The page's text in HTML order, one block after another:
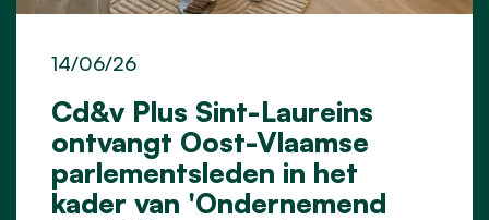
Cd&v Plus Sint-Laureins
ontvangt Oost-Vlaamse
parlementsleden in het
kader van 'Ondernemend
14/06/26